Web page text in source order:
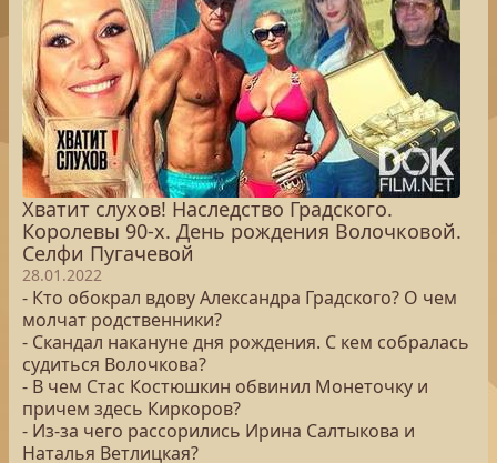
Хватит слухов! Наследство Градского.
Королевы 90-х. День рождения Волочковой.
Селфи Пугачевой
28.01.2022
- Кто обокрал вдову Александра Градского? О чем
молчат родственники?
- Скандал накануне дня рождения. С кем собралась
судиться Волочкова?
- В чем Стас Костюшкин обвинил Монеточку и
причем здесь Киркоров?
- Из-за чего рассорились Ирина Салтыкова и
Наталья Ветлицкая?